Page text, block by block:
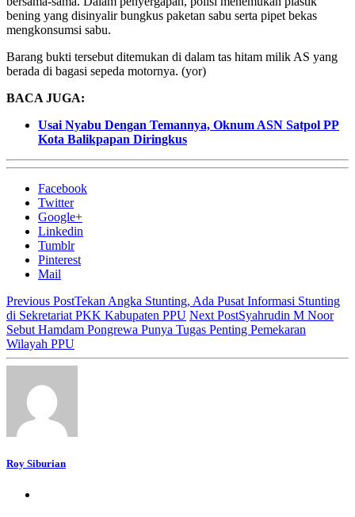
bening yang disinyalir bungkus paketan sabu serta pipet bekas
mengkonsumsi sabu.
Barang bukti tersebut ditemukan di dalam tas hitam milik AS yang
berada di bagasi sepeda motornya. (yor)
BACA JUGA:
Usai Nyabu Dengan Temannya, Oknum ASN Satpol PP
Kota Balikpapan Diringkus
Facebook
Twitter
Google+
Linkedin
Tumblr
Pinterest
Mail
Previous PostTekan Angka Stunting, Ada Pusat Informasi Stunting
di Sekretariat PKK Kabupaten PPU Next PostSyahrudin M Noor
Sebut Hamdam Pongrewa Punya Tugas Penting Pemekaran
Wilayah PPU
Roy Siburian